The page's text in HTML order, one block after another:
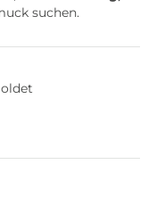
suchen.